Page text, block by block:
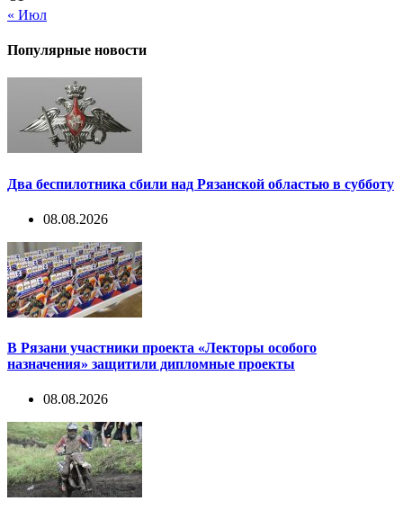
« Июл
Популярные новости
Два беспилотника сбили над Рязанской областью в субботу
08.08.2026
В Рязани участники проекта «Лекторы особого
назначения» защитили дипломные проекты
08.08.2026